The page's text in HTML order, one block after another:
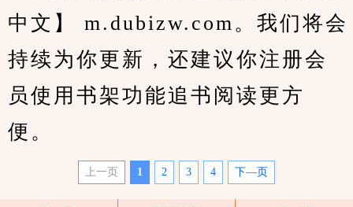
中文】 m.dubizw.com。我们将会
持续为你更新，还建议你注册会
员使用书架功能追书阅读更方
便。
上一页 1 2 3 4 下—页